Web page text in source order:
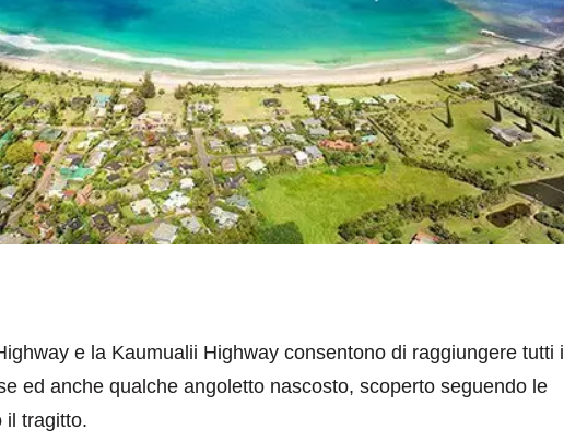
e la Kaumualii Highway consentono di raggiungere tutti i
ed anche qualche angoletto nascosto, scoperto seguendo le
il tragitto.